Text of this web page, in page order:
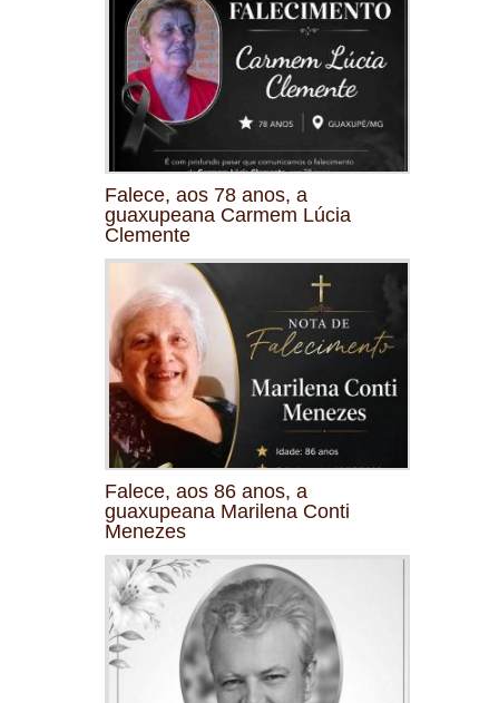
Falece, aos 78 anos, a
guaxupeana Carmem Lúcia
Clemente
Falece, aos 86 anos, a
guaxupeana Marilena Conti
Menezes